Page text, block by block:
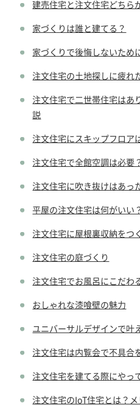
建売住宅と注文住宅どちら
家づくりは誰と建てる？
家づくりで後悔しないため
注文住宅の土地探しに疲れ
注文住宅で二世帯住宅はあ
説
注文住宅にスキップフロア
注文住宅で全館空調は必要
注文住宅に吹き抜けはあっ
平屋の注文住宅は何がいい
注文住宅に屋根裏収納をつ
注文住宅の庭づくり
注文住宅でお風呂にこだわ
おしゃれな漆喰壁の魅力
ユニバーサルデザインで叶
注文住宅は内覧会で不具合
注文住宅を建てる際にやっ
注文住宅のIoT住宅とは？